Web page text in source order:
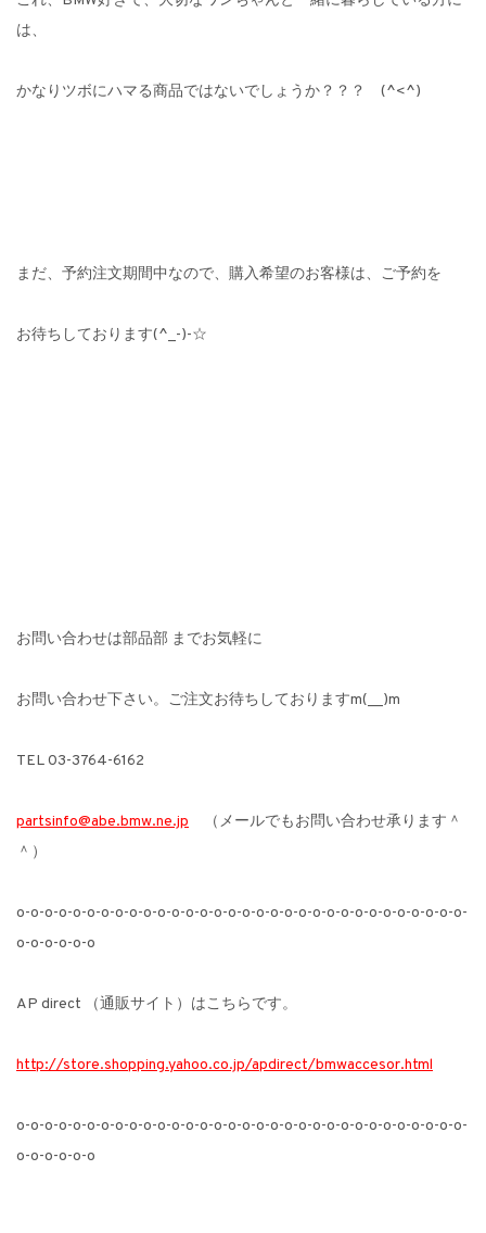
は、
かなりツボにハマる商品ではないでしょうか？？？ (^<^)
まだ、予約注文期間中なので、購入希望のお客様は、ご予約を
お待ちしております(^_-)-☆
お問い合わせは部品部 までお気軽に
お問い合わせ下さい。ご注文お待ちしておりますm(__)m
TEL 03-3764-6162
partsinfo@abe.bmw.ne.jp （メールでもお問い合わせ承ります＾
＾）
o-o-o-o-o-o-o-o-o-o-o-o-o-o-o-o-o-o-o-o-o-o-o-o-o-o-o-o-o-o-o-o-
o-o-o-o-o-o
AP direct （通販サイト）はこちらです。
http://store.shopping.yahoo.co.jp/apdirect/bmwaccesor.html
o-o-o-o-o-o-o-o-o-o-o-o-o-o-o-o-o-o-o-o-o-o-o-o-o-o-o-o-o-o-o-o-
o-o-o-o-o-o